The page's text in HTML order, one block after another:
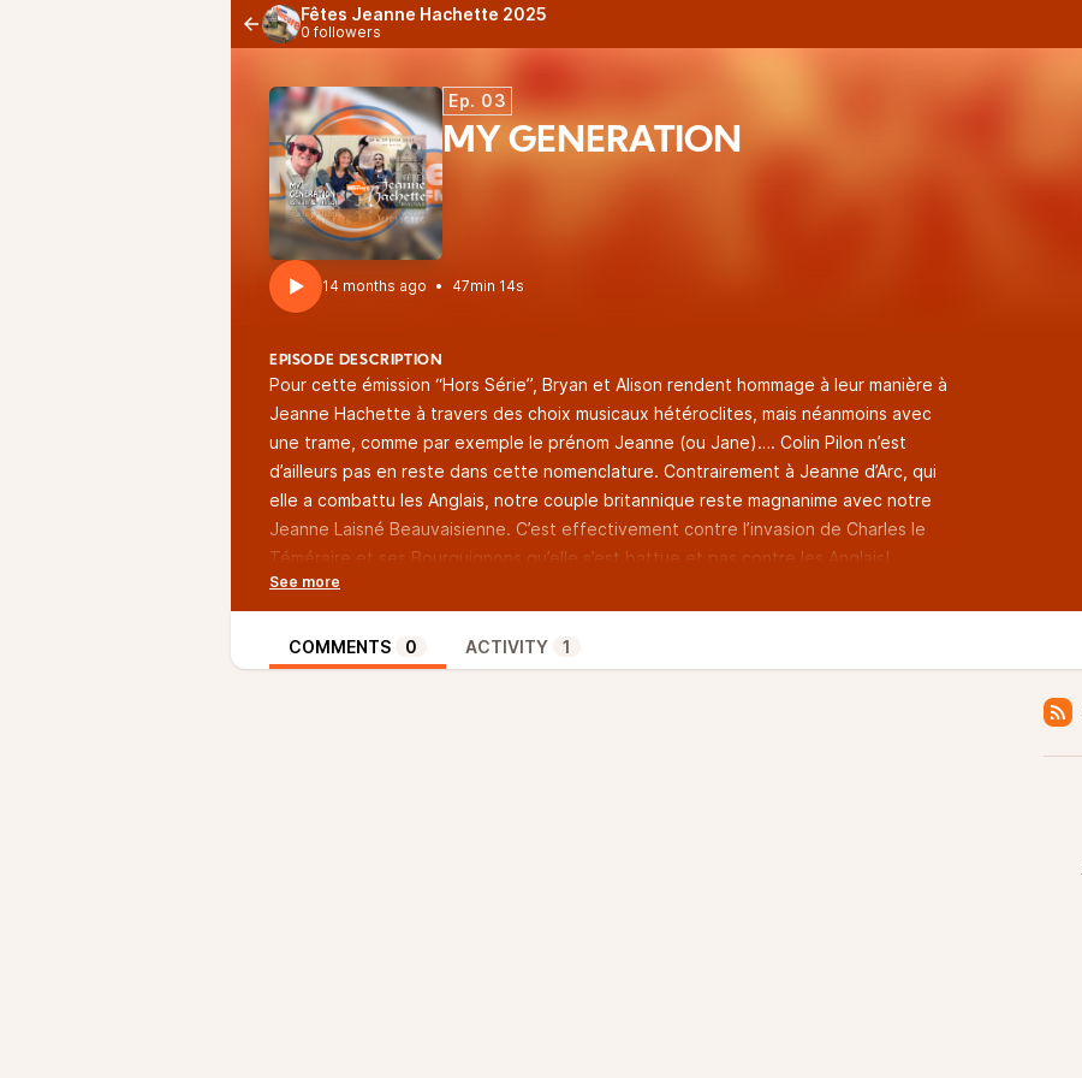
Fêtes Jeanne Hachette 2025
0 followers
Ep. 03
MY GENERATION
14 months ago • 47min 14s
EPISODE DESCRIPTION
Pour cette émission “Hors Série”, Bryan et Alison rendent hommage à leur manière à
Jeanne Hachette à travers des choix musicaux hétéroclites, mais néanmoins avec
une trame, comme par exemple le prénom Jeanne (ou Jane)…. Colin Pilon n’est
d’ailleurs pas en reste dans cette nomenclature. Contrairement à Jeanne d’Arc, qui
elle a combattu les Anglais, notre couple britannique reste magnanime avec notre
Jeanne Laisné Beauvaisienne. C’est effectivement contre l’invasion de Charles le
Téméraire et ses Bourguignons qu’elle s’est battue et pas contre les Anglais!
L’honneur est donc sauf et chacun sait que … Brexit ou non, la musique adoucie les
mœurs.
COMMENTS
0 ACTIVITY 1